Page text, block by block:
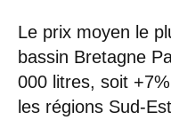
Le prix moyen le
bassin Bretagne
000 litres, soit
les régions Sud-